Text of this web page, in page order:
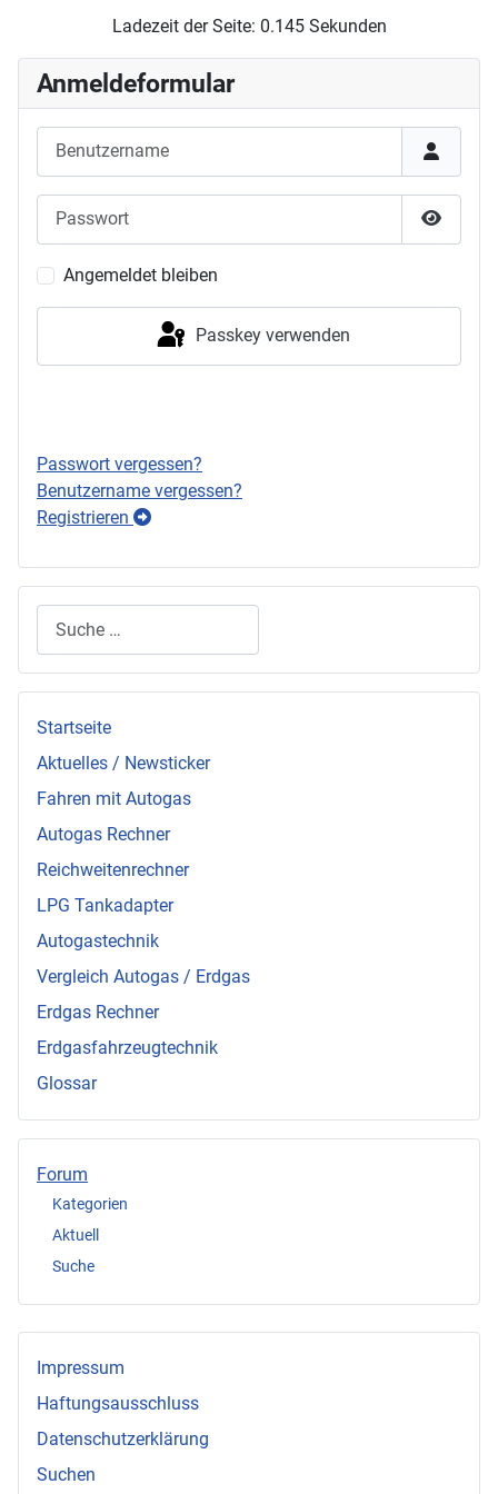
Ladezeit der Seite: 0.145 Sekunden
Anmeldeformular
Passwort
Angemeldet bleiben
Passkey verwenden
Passwort vergessen?
Benutzername vergessen?
Registrieren
Startseite
Aktuelles / Newsticker
Fahren mit Autogas
Autogas Rechner
Reichweitenrechner
LPG Tankadapter
Autogastechnik
Vergleich Autogas / Erdgas
Erdgas Rechner
Erdgasfahrzeugtechnik
Glossar
Forum
Kategorien
Aktuell
Suche
Impressum
Haftungsausschluss
Datenschutzerklärung
Suchen